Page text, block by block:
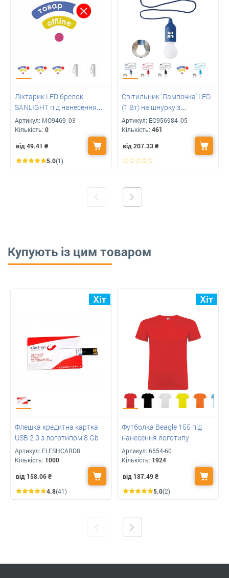
Ліхтарик LED брелок
SANLIGHT під нанесення
вашого логотипу
Артикул: MO9469_03
Кількість: 0
від 49.41 ₴
5.0(1)
Світильник 'Лампочка' LED
(1 Вт) на шнурку з
логотипом
Артикул: ЕС956984_05
Кількість: 461
від 207.33₴
Купують із цим товаром
Флешка кредитна картка
USB 2.0 з логотипом 8 Gb
Артикул: FLESHCARD8
Кількість: 1000
від 158.06₴
4.8(41)
Футболка Beagle 155 під
нанесення логотипу
Артикул: 6554-60
Кількість: 1924
від 187.49₴
5.0(2)